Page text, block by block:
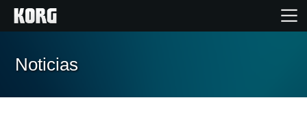
Inicio
Productos
Noticias